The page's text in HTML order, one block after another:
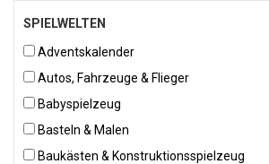
SPIELWELTEN
Adventskalender
Autos, Fahrzeuge & Flieger
Babyspielzeug
Basteln & Malen
Baukästen & Konstruktionsspielzeug